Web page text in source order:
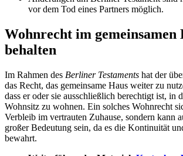
vor dem Tod eines Partners möglich.
Wohnrecht im gemeinsamen
behalten
Im Rahmen des Berliner Testaments hat der
das Recht, das gemeinsame Haus weiter zu
dass er oder sie ausschließlich berechtigt ist, in
Wohnsitz zu wohnen. Ein solches Wohnrecht
Verbleib im vertrauten Zuhause, sondern kann
großer Bedeutung sein, da es die Kontinuität
bewahrt.